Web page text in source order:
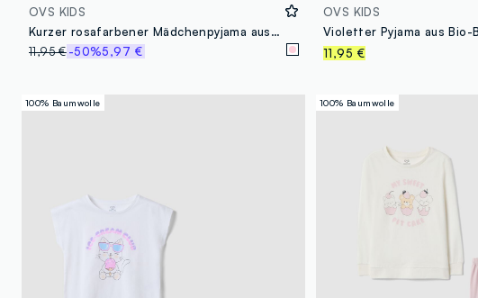
OVS KIDS
Kurzer rosafarbener Mädchenpyjama aus reiner Bio-Baumwolle mit Print
11,95 €-50%5,97 €
OVS KIDS
11,95 €
100% Baumwolle 100% Baumwolle